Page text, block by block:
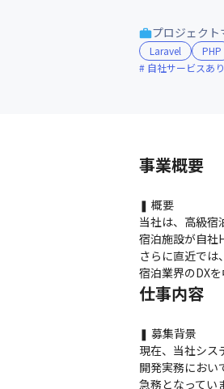
プロジェク
Laravel PHP
自社サービスあり
事業概要
❚ 概要
当社は、高級宿
宿泊施設が自社
さらに直近では
宿泊業界のDX
仕事内容
❚ 募集背景
現在、当社シス
開発実務におい
急務となってい